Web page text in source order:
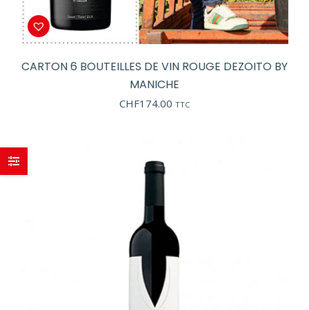
CARTON 6 BOUTEILLES DE VIN ROUGE DEZOITO BY
MANICHE
CHF174.00 TTC